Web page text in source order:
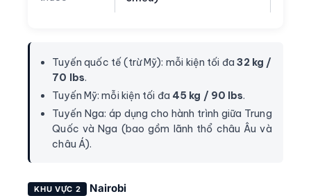
Tuyến quốc tế (trừ Mỹ): mỗi kiện tối đa32 kg /
70 lbs.
Tuyến Mỹ: mỗi kiện tối đa 45 kg / 90 lbs.
Tuyến Nga: áp dụng cho hành trình giữa Trung
Quốc và Nga (bao gồm lãnh thổ châu Âu và
châu Á).
KHU VỰC 2 Nairobi